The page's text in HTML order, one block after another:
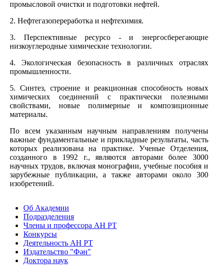
промысловой очистки и подготовки нефтей.
2. Нефтегазопереработка и нефтехимия.
3. Перспективные ресурсо - и энергосберегающие
низкоуглеродные химические технологии.
4. Экологическая безопасность в различных отраслях
промышленности.
5. Синтез, строение и реакционная способность новых
химических соединений с практически полезными
свойствами, новые полимерные и композиционные
материалы.
По всем указанным научным направлениям получены
важные фундаментальные и прикладные результаты, часть
которых реализована на практике. Ученые Отделения,
созданного в 1992 г., являются авторами более 3000
научных трудов, включая монографии, учебные пособия и
зарубежные публикации, а также авторами около 300
изобретений.
Об Академии
Подразделения
Члены и профессора АН РТ
Конкурсы
Деятельность АН РТ
Издательство "Фән"
Доктора наук